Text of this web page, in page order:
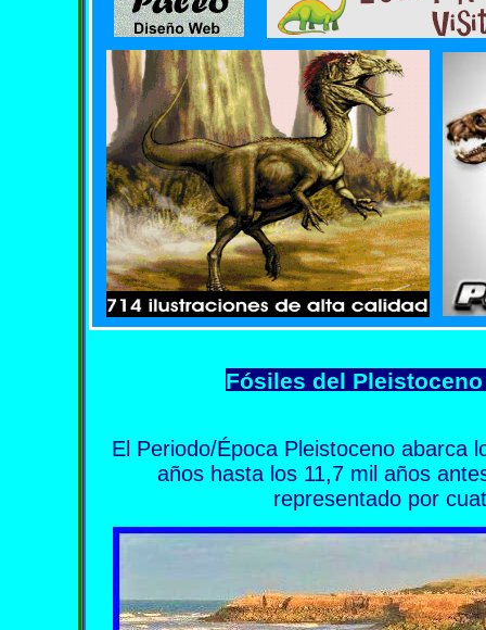
Fósiles del
El Periodo/Época Pleistoceno abarca
años hasta los 11,7 mil años
representado por